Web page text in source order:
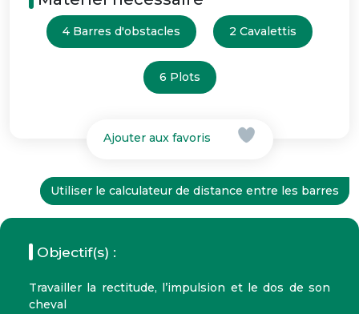
4 Barres d'obstacles 2 Cavalettis
6 Plots
Ajouter aux favoris
Utiliser le calculateur de distance entre les barres
Objectif(s) :
Travailler la rectitude, l’impulsion et le dos de son
cheval